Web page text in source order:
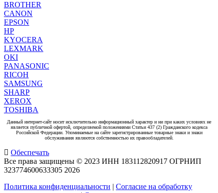
BROTHER
CANON
EPSON
HP
KYOCERA
LEXMARK
OKI
PANASONIC
RICOH
SAMSUNG
SHARP
XEROX
TOSHIBA
Данный интернет-сайт носит исключительно информационный характер и ни при каких условиях не
является публичной офертой, определяемой положениями Статьи 437 (2) Гражданского кодекса
Российской Федерации. Упоминаемые на сайте зарегистрированные товарные знаки и знаки
обслуживания являются собственностью их правообладателей.
Обеспечать
Все права защищены © 2023 ИНН 183112820917 ОГРНИП
323774600633305 2026
Политика конфиденциальности | Согласие на обработку